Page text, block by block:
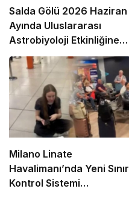
Salda Gölü 2026 Haziran
Ayında Uluslararası
Astrobiyoloji Etkinliğine
Ev Sahipliği Yapacak
Milano Linate
Havalimanı’nda Yeni Sınır
Kontrol Sistemi